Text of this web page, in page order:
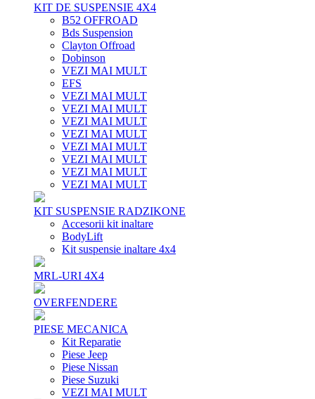
KIT DE SUSPENSIE 4X4
B52 OFFROAD
Bds Suspension
Clayton Offroad
Dobinson
VEZI MAI MULT
EFS
VEZI MAI MULT
VEZI MAI MULT
VEZI MAI MULT
VEZI MAI MULT
VEZI MAI MULT
VEZI MAI MULT
VEZI MAI MULT
VEZI MAI MULT
KIT SUSPENSIE RADZIKONE
Accesorii kit inaltare
BodyLift
Kit suspensie inaltare 4x4
MRL-URI 4X4
OVERFENDERE
PIESE MECANICA
Kit Reparatie
Piese Jeep
Piese Nissan
Piese Suzuki
VEZI MAI MULT